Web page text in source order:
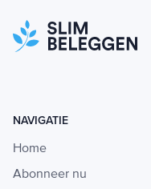
NAVIGATIE
Home
Abonneer nu